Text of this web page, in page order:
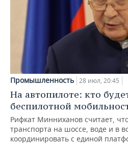
Промышленность 28 июл, 20:45
На автопилоте: кто
беспилотной
Рифкат Минниханов считает,
транспорта на шоссе, воде и в
координировать с единой